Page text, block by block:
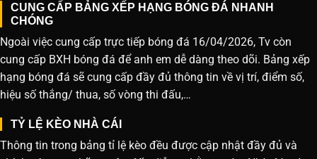
CUNG CẤP BẢNG XẾP HẠNG BÓNG ĐÁ NHANH
CHÓNG
Ngoài việc cung cấp trực tiếp bóng đá 16/04/2026, Tv còn
cung cấp BXH bóng đá để anh em dễ dàng theo dõi. Bảng xếp
hạng bóng đá sẽ cung cấp đầy đủ thông tin về vị trí, điểm số,
hiệu số thắng/ thua, số vòng thi đấu,…
TỶ LỆ KÈO NHÀ CÁI
Thông tin trong bảng tỉ lệ kèo đều được cập nhật đầy đủ và